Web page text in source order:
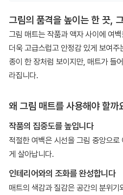
그림의 품격을 높이는 한 끗,
그림 매트는 작품과 액자 사이에 여
더욱 고급스럽고 안정감 있게 보여
종이 한 장처럼 보이지만, 매트가 들
라집니다.
왜 그림 매트를 사용해야 할까
작품의 집중도를 높입니다
적절한 여백은 시선을 그림 중앙으
게 살아납니다.
인테리어와의 조화를 완성합니다
매트의 색감과 질감은 공간의 분위